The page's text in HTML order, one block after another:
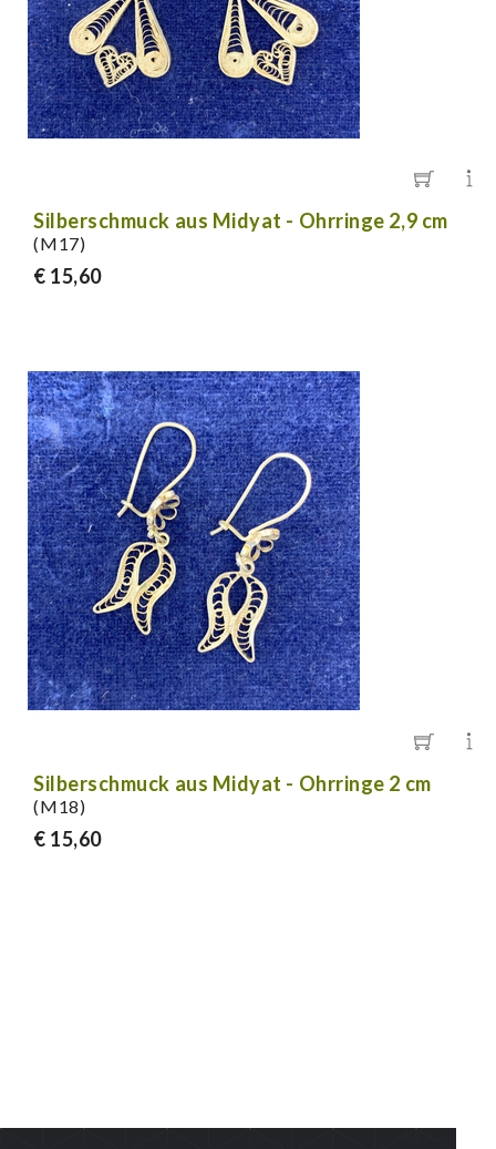
Silberschmuck aus Midyat - Ohrringe 2,9 cm
(M17)
€ 15,60
Silberschmuck aus Midyat - Ohrringe 2 cm
(M18)
€ 15,60